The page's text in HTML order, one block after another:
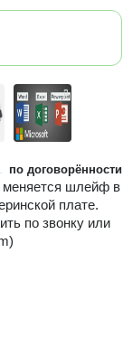
по договорённости
меняется шлейф в
плате.
по звонку или